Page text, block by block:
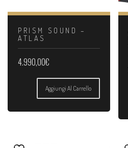
PRISM SOUND –
ATLAS
4.990,00€
Aggiungi Al Carrello